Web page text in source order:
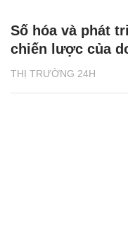
THỊ TRƯỜNG 24H
Số hóa và phát
chiến lược của